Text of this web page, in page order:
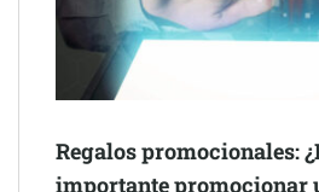
IA ya no es suficiente para los
Regalos promocionales:
importante promocionar